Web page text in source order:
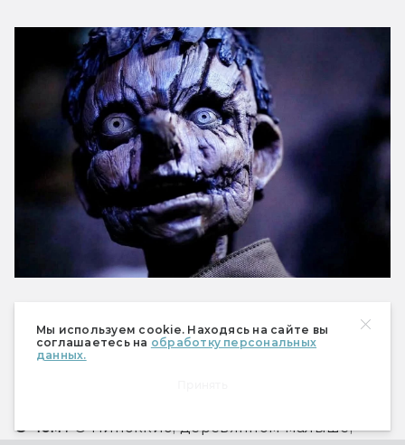
Мы используем cookie. Находясь на сайте вы
соглашаетесь на обработку персональных
данных.
О чём? О Пиноккио, деревянном малыше,